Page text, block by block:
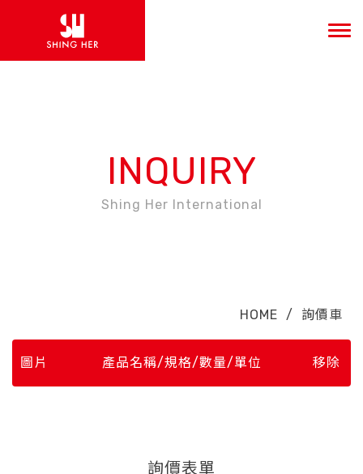
INQUIRY
Shing Her International
HOME / 詢價車
圖片 產品名稱/規格/數量/單位 移除
詢價表單